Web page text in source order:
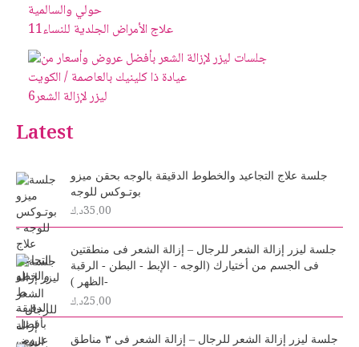
علاج الأمراض الجلدية للنساء11
ليزر لإزالة الشعر6
Latest
جلسة علاج التجاعيد والخطوط الدقيقة بالوجه بحقن ميزو
بوتـوكس للوجه
35.00د.ك
جلسة ليزر إزالة الشعر للرجال – إزالة الشعر فى منطقتين
فى الجسم من أختيارك (الوجه - الإبط - البطن - الرقبة
-الظهر )
25.00د.ك
جلسة ليزر إزالة الشعر للرجال – إزالة الشعر فى ٣ مناطق